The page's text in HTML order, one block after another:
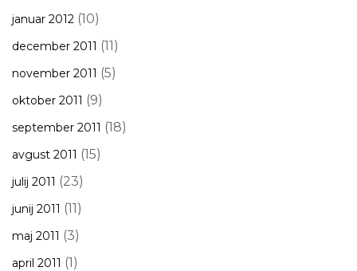
januar 2012 (10)
december 2011 (11)
november 2011 (5)
oktober 2011 (9)
september 2011 (18)
avgust 2011 (15)
julij 2011 (23)
junij 2011 (11)
maj 2011 (3)
april 2011 (1)